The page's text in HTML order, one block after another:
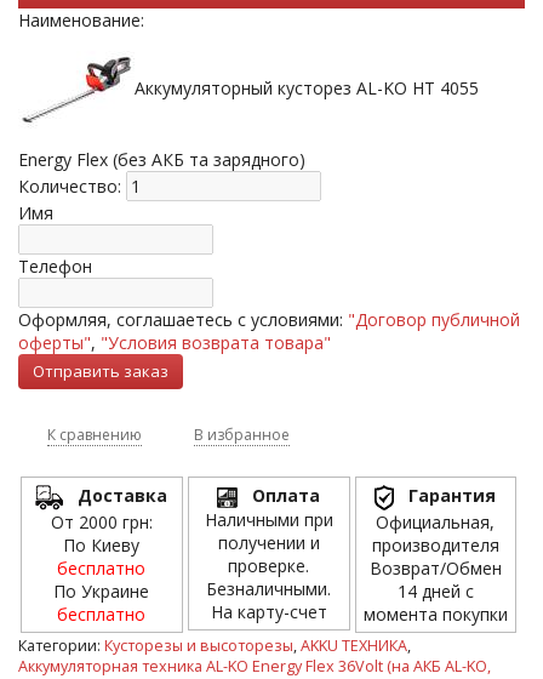
Наименование:
Аккумуляторный кусторез AL-KO HT 4055
Energy Flex (без АКБ та зарядного)
Количество:
Имя
Телефон
Оформляя, соглашаетесь с условиями: "Договор публичной
оферты", "Условия возврата товара"
К сравнению В избранное
Доставка
От 2000 грн:
По Киеву
бесплатно
По Украине
бесплатно
Оплата
Наличными при
получении и
проверке.
Безналичными.
На карту-счет
Гарантия
Официальная,
производителя
Возврат/Обмен
14 дней с
момента покупки
Категории: Кусторезы и высоторезы,AKKU ТЕХНИКА,
Аккумуляторная техника AL-KO Energy Flex 36Volt (на АКБ AL-KO,